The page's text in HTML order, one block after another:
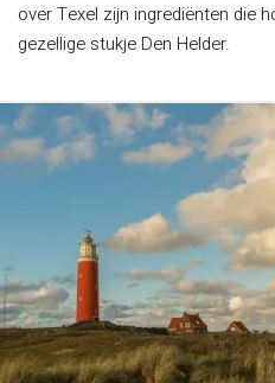
over Texel zijn ingrediënten die
gezellige stukje Den Helder.